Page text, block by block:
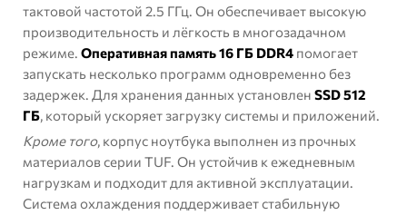
тактовой частотой 2.5 ГГц. Он обеспечивает высокую
производительность и лёгкость в многозадачном
режиме. Оперативная память 16 ГБ DDR4 помогает
запускать несколько программ одновременно без
задержек. Для хранения данных установлен SSD 512
ГБ, который ускоряет загрузку системы и приложений.
Кроме того, корпус ноутбука выполнен из прочных
материалов серии TUF. Он устойчив к ежедневным
нагрузкам и подходит для активной эксплуатации.
Система охлаждения поддерживает стабильную